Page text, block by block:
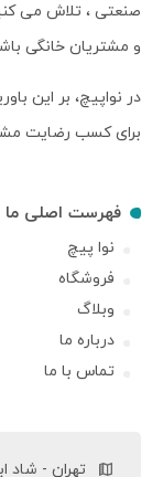
صنعتی ، تلاش می
و مشتریان خانگی
در نواپیچ، بر این
برای کسب رضایت
فهرست اصلی ما
نوا پیچ
فروشگاه
وبلاگ
درباره ما
تماس با ما